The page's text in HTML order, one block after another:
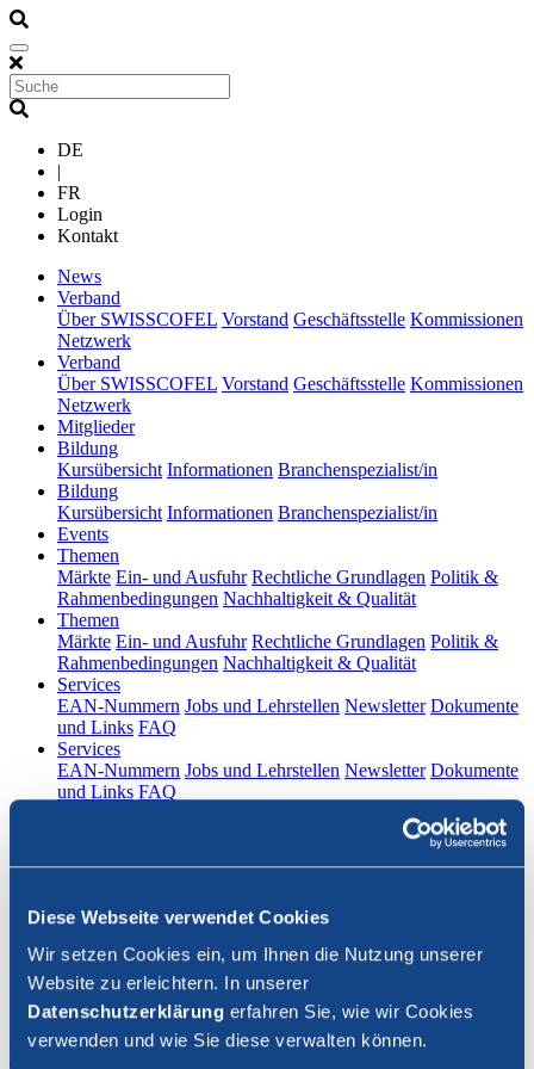
Diese Webseite verwendet Cookies
Wir setzen Cookies ein, um Ihnen die Nutzung unserer
Website zu erleichtern. In unserer
Datenschutzerklärung erfahren Sie, wie wir Cookies
verwenden und wie Sie diese verwalten können.
DE
|
FR
Login
Kontakt
News(current)
Verband
Über SWISSCOFEL Vorstand Geschäftsstelle Kommissionen
Netzwerk
Verband
Über SWISSCOFEL Vorstand Geschäftsstelle Kommissionen
Netzwerk
Mitglieder(current)
Bildung(current)
Kursübersicht Informationen Branchenspezialist/in
Bildung(current)
Kursübersicht Informationen Branchenspezialist/in
Events(current)
Themen
Märkte Ein- und Ausfuhr Rechtliche Grundlagen Politik &
Rahmenbedingungen Nachhaltigkeit & Qualität
Themen
Märkte Ein- und Ausfuhr Rechtliche Grundlagen Politik &
Rahmenbedingungen Nachhaltigkeit & Qualität
Services(current)
EAN-Nummern Jobs und Lehrstellen Newsletter Dokumente
und Links FAQ
Services(current)
EAN-Nummern Jobs und Lehrstellen Newsletter Dokumente
und Links FAQ
FR
Login
Suche schliessen